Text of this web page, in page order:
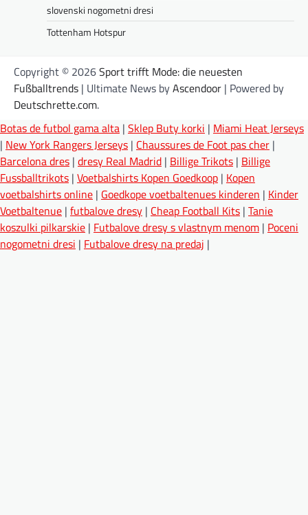
slovenski nogometni dresi
Tottenham Hotspur
Copyright © 2026Sport trifft Mode: die neuesten
Fußballtrends | Ultimate News byAscendoor | Powered by
Deutschrette.com.
Botas de futbol gama alta | Sklep Buty korki | Miami Heat Jerseys
| New York Rangers Jerseys | Chaussures de Foot pas cher |
Barcelona dres | dresy Real Madrid | Billige Trikots | Billige
Fussballtrikots | Voetbalshirts Kopen Goedkoop | Kopen
voetbalshirts online | Goedkope voetbaltenues kinderen | Kinder
Voetbaltenue | futbalove dresy | Cheap Football Kits | Tanie
koszulki pilkarskie | Futbalove dresy s vlastnym menom | Poceni
nogometni dresi | Futbalove dresy na predaj |